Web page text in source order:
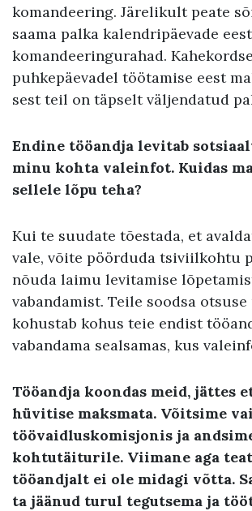
komandeering. Järelikult peate
saama palka kalendripäevade
komandeeringurahad.
puhkepäevadel töötamise eest
sest teil on täpselt väljendatud
Endine tööandja levitab
minu kohta valeinfot. Kuidas
sellele lõpu teha?
Kui te suudate tõestada, et
vale, võite pöörduda tsiviilkohtu
nõuda laimu levitamise
vabandamist. Teile soodsa
kohustab kohus teie endist
vabandama sealsamas, kus
Tööandja koondas meid, jättes
hüvitise maksmata. Võitsime
töövaidluskomisjonis ja
kohtutäiturile. Viimane aga
tööandjalt ei ole midagi võtta.
ta jäänud turul tegutsema ja